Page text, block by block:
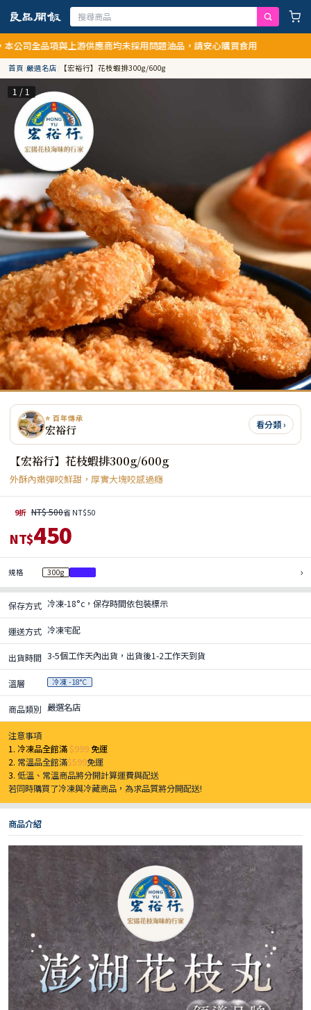
品項與上游供應商均未採用問題油品，請安心購買食用
首頁/嚴選名店/ 【宏裕行】花枝蝦排300g/600g
1 / 1
⭐ 百年傳承
宏裕行 看分類 ›
【宏裕行】花枝蝦排300g/600g
外酥內嫩彈咬鮮甜，厚實大塊咬感過癮
9折 NT$ 500省 NT$50
NT$450
規格 300g ›
保存方式 冷凍-18°c，保存時間依包裝標示
運送方式 冷凍宅配
出貨時間 3-5個工作天內出貨，出貨後1-2工作天到貨
溫層 冷凍 -18°C
商品類別 嚴選名店
注意事項
1. 冷凍品全館滿 $999免運
2. 常溫品全館滿$599免運
3.低溫、常溫商品將分開計算運費與配送
若同時購買了冷凍與冷藏商品，為求品質將分開配送!
商品介紹